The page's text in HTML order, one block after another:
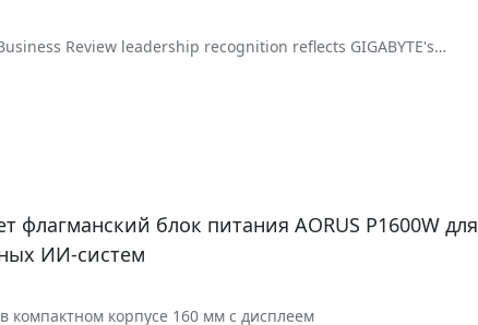
Review leadership recognition reflects GIGABYTE's
флагманский блок питания AORUS P1600W для
ИИ-систем
компактном корпусе 160 мм c дисплеем